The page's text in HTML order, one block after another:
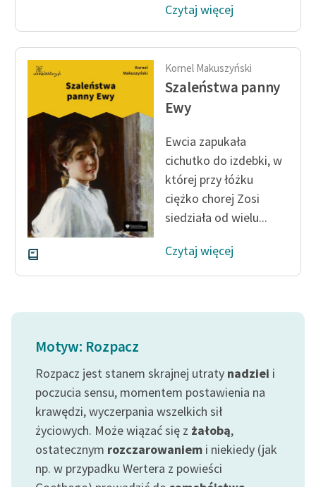
Czytaj więcej
Kornel Makuszyński
Szaleństwa panny
Ewy
Ewcia zapukała
cichutko do izdebki, w
której przy łóżku
ciężko chorej Zosi
siedziała od wielu...
Czytaj więcej
Motyw: Rozpacz
Rozpacz jest stanem skrajnej utraty nadziei i
poczucia sensu, momentem postawienia na
krawędzi, wyczerpania wszelkich sił
życiowych. Może wiązać się z żałobą,
ostatecznym rozczarowaniem i niekiedy (jak
np. w przypadku Wertera z powieści